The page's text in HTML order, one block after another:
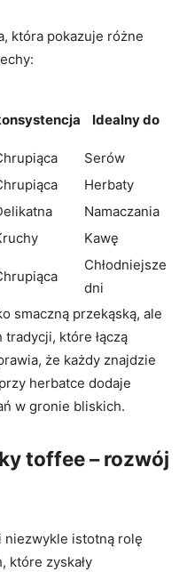
która pokazuje różne
Idealny do
Serów
Herbaty
Namaczania
Kawę
Chłodniejsze
dni
smaczną przekąską, ale
które łączą
że każdy znajdzie
herbatce dodaje
w gronie bliskich.
toffee – rozwój
niezwykle istotną rolę
które zyskały